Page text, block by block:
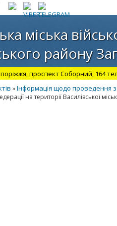
міська
району
проспект Соборний, 164
»Інформація щодо проведення
на території Василівської